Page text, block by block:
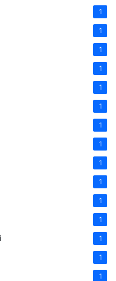
1
1
1
1
1
1
1
1
1
1
1
1
1
1
1